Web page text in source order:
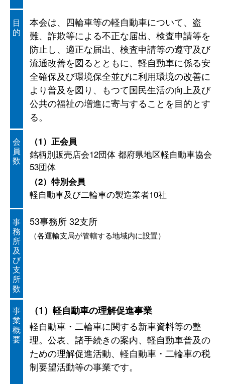
目
的
本会は、四輪車等の軽自動車について、盗
難、詐欺等による不正な届出、検査申請等を
防止し、適正な届出、検査申請等の遵守及び
流通改善を図るとともに、軽自動車に係る安
全確保及び環境保全並びに利用環境の改善に
より普及を図り、もつて国民生活の向上及び
公共の福祉の増進に寄与することを目的とす
る。
会
員
数
（1）正会員
銘柄別販売店会12団体 都府県地区軽自動車協会
53団体
（2）特別会員
軽自動車及び二輪車の製造業者10社
事
務
所
及
び
支
所
数
53事務所 32支所
（各運輸支局が管轄する地域内に設置）
事
業
概
要
（1）軽自動車の理解促進事業
軽自動車・二輪車に関する新車資料等の整
理。公表、諸手続きの案内、軽自動車普及の
ための理解促進活動、軽自動車・二輪車の税
制要望活動等の事業です。